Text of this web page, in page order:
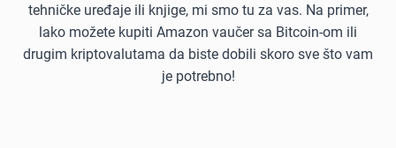
tehničke uređaje ili knjige, mi smo tu za vas. Na primer,
lako možete kupiti Amazon vaučer sa Bitcoin-om ili
drugim kriptovalutama da biste dobili skoro sve što vam
je potrebno!